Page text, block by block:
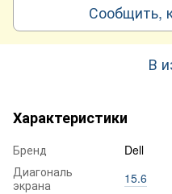
Сообщить,
В
Характеристики
Бренд
Dell
Диагональ
экрана
15.6